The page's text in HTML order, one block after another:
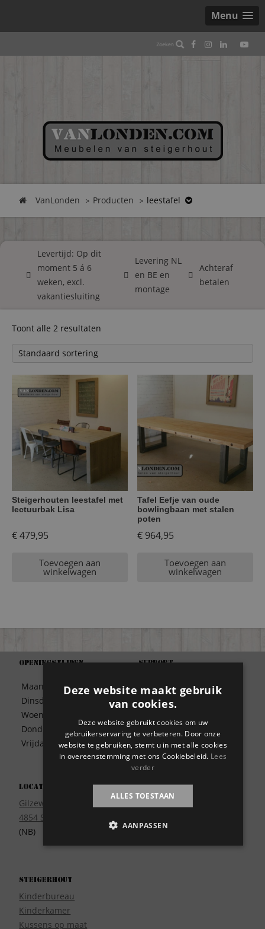
Menu
VanLonden Producten leestafel
Levertijd: Op dit
moment 5 á 6
weken, excl.
vakantiesluiting
Levering NL
en BE en
montage
Achteraf
betalen
Toont alle 2 resultaten
Steigerhouten leestafel met
lectuurbak Lisa
€479,95
Toevoegen aan
winkelwagen
Tafel Eefje van oude
bowlingbaan met stalen
poten
€ 964,95
Toevoegen aan
winkelwagen
Openingstijden
Maandag
Dinsdag
Woensdag
Donderdag
Vrijdag
09:30 – 17:00
09:30 – 17:00
09:30 – 17:00
09:30 – 17:00
Locatie
Gilzeweg 17
4854 SE Bavel
(NB)
Support
Betaalwijze
Bezorgen
Contact
Disclaimer
Garantie
Meest gestelde vragen
Wie zijn wij?
Steigerhout
Kinderbureau
Kinderkamer
Kussens op maat
Deze website maakt gebruik
van cookies.
Deze website gebruikt cookies om uw
gebruikerservaring te verbeteren. Door onze
website te gebruiken, stemt u in met alle cookies
in overeenstemming met ons Cookiebeleid. Lees
verder
ALLES TOESTAAN
AANPASSEN